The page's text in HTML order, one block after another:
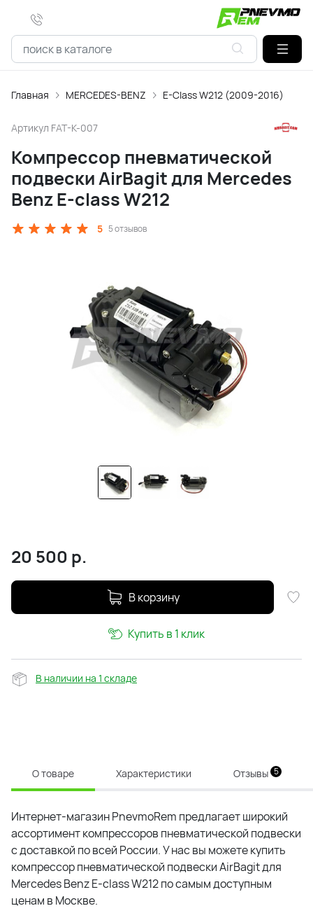
Главная MERCEDES-BENZ E-Class W212 (2009-2016)
Артикул FAT-K-007
Компрессор пневматической
подвески AirBagit для Mercedes
Benz E-class W212
5 5 отзывов
20 500 р.
В корзину
Купить в 1 клик
В наличии на 1 складе
О товаре Характеристики Отзывы 5
Интернет-магазин PnevmoRem предлагает широкий
ассортимент компрессоров пневматической подвески
с доставкой по всей России. У нас вы можете купить
компрессор пневматической подвески AirBagit для
Mercedes Benz E-class W212 по самым доступным
ценам в Москве.